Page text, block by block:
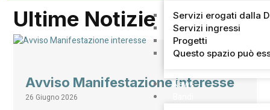
Servizi erogati dalla
Servizi ingressi
Progetti
Questo spazio può
News
Ultime Notizie
Avviso Manifestazione interesse
26 Giugno 2026